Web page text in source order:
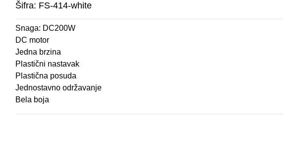
Šifra: FS-414-white
Snaga: DC200W
DC motor
Jedna brzina
Plastični nastavak
Plastična posuda
Jednostavno održavanje
Bela boja